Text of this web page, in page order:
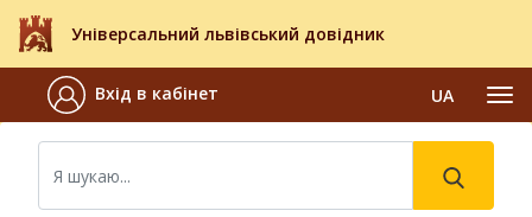
Універсальний львівський довідник
Вхід в кабінет UA